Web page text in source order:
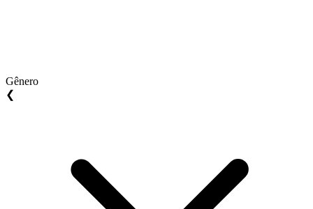
Gênero
❮